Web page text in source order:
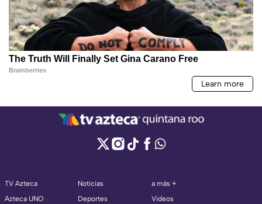
TV Azteca
Azteca UNO
Noticias
Deportes
a más +
Videos